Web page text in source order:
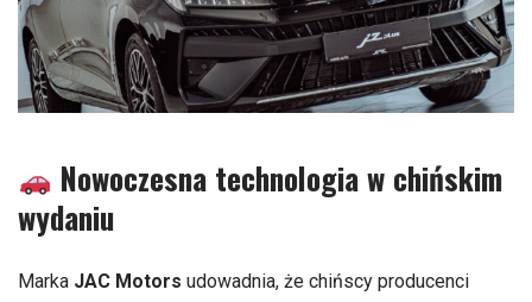
Nowoczesna technologia w chińskim
wydaniu
Marka JAC Motors udowadnia, że chińscy producenci